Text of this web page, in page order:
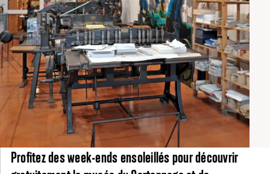
Profitez des week-ends ensoleillés pour découvrir